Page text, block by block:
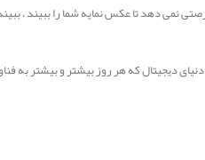
نمی دهد تا عکس نمایه شما را ببیند ،
دیجیتال که هر روز بیشتر و بیشتر به